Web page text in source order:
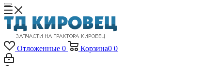
Отложенные 0 Корзина0 0